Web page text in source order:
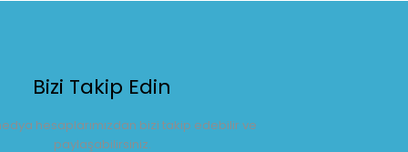
Bizi Takip Edin
hesaplarımızdan bizi takip edebilir ve
paylaşabilirsiniz.